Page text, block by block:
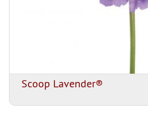
Scoop Lavender®